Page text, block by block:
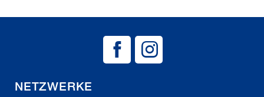
NETZWERKE
BAG EJSA